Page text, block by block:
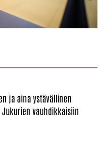
ja aina ystävällinen
vauhdikkaisiin